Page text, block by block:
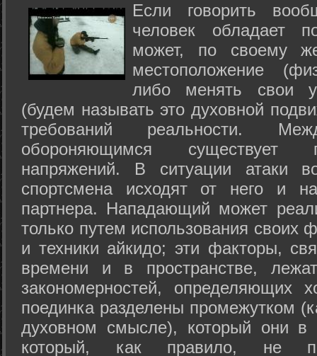
Если говорить
человек обладает
может, по своему
местоположение
либо менять свои
(будем называть это духовной
требований реальности.
обороняющимся существует
напряжений. В ситуации атаки
спортсмена исходят от него и
партнера. Нападающий может
только путем использования своих
и техники айкидо; эти факторы,
времени и в пространстве,
закономерностей, определяющих
поединка разделены промежутком
духовном смысле), который они в
который, как правило, не